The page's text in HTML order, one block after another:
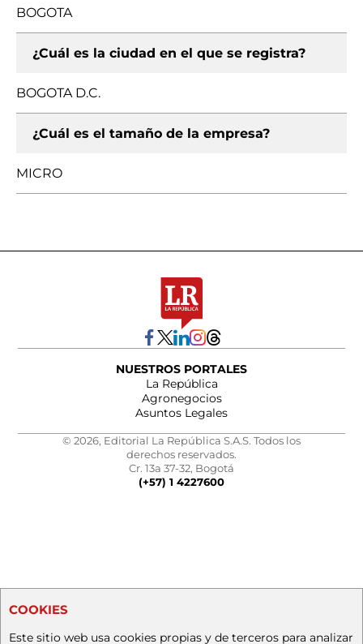
BOGOTA
¿Cuál es la ciudad en el que se registra?
BOGOTA D.C.
¿Cuál es el tamaño de la empresa?
MICRO
NUESTROS PORTALES
La República
Agronegocios
Asuntos Legales
© 2026, Editorial La República S.A.S. Todos los
derechos reservados.
Cr. 13a 37-32, Bogotá
(+57) 1 4227600
COOKIES
Este sitio web usa cookies propias y de terceros para analizar